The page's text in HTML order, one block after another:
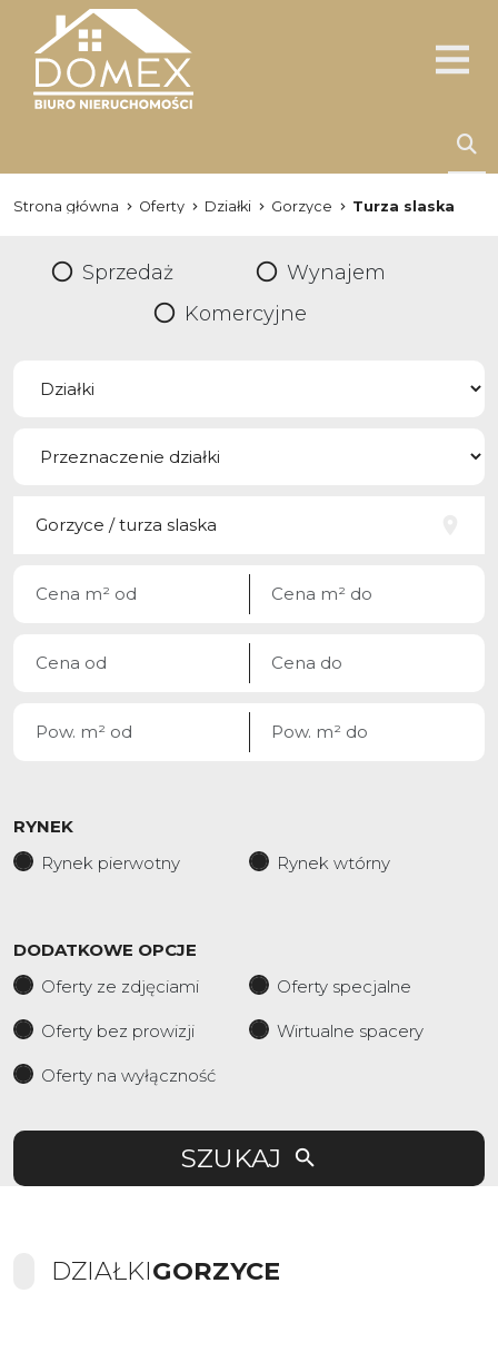
Strona główna Oferty Działki Gorzyce Turza slaska
Sprzedaż
Wynajem
Komercyjne
RYNEK
Rynek pierwotny
Rynek wtórny
DODATKOWE OPCJE
Oferty ze zdjęciami
Oferty specjalne
Oferty bez prowizji Wirtualne spacery
Oferty na wyłączność
SZUKAJ
DZIAŁKIGORZYCE